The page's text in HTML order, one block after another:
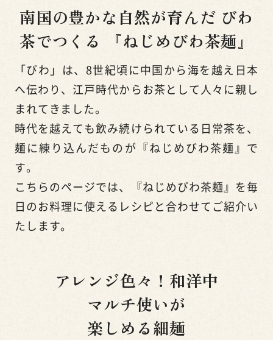
南国の豊かな自然が育んだ びわ
茶でつくる
『ねじめびわ茶麺』
「びわ」は、8世紀頃に中国から海を越え日本
へ伝わり、江戸時代からお茶として人々に親し
まれてきました。
時代を越えても飲み続けられている日常茶を、
麺に練り込んだものが『ねじめびわ茶麺』で
す。
こちらのページでは、『ねじめびわ茶麺』を毎
日のお料理に使えるレシピと合わせてご紹介い
たします。
アレンジ色々！和洋中
マルチ使いが
楽しめる細麺